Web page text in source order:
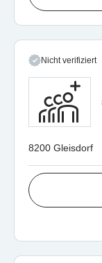
Nicht verifiziert
8200 Gleisdorf